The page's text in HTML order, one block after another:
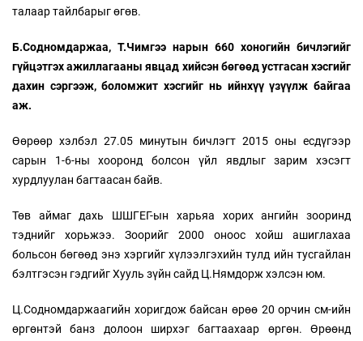
талаар тайлбарыг өгөв.
Б.Содномдаржаа, Т.Чимгээ нарын 660 хоногийн бичлэгийг
гүйцэтгэх ажиллагааны явцад хийсэн бөгөөд устгасан хэсгийг
дахин сэргээж, боломжит хэсгийг нь ийнхүү үзүүлж байгаа
аж.
Өөрөөр хэлбэл 27.05 минутын бичлэгт 2015 оны есдүгээр
сарын 1-6-ны хооронд болсон үйл явдлыг зарим хэсэгт
хурдлуулан багтаасан байв.
Төв аймаг дахь ШШГЕГ-ын харьяа хорих ангийн зооринд
тэднийг хорьжээ. Зоорийг 2000 оноос хойш ашиглахаа
больсон бөгөөд энэ хэргийг хүлээлгэхийн тулд ийн тусгайлан
бэлтгэсэн гэдгийг Хууль зүйн сайд Ц.Нямдорж хэлсэн юм.
Ц.Содномдаржаагийн хоригдож байсан өрөө 20 орчин см-ийн
өргөнтэй банз долоон ширхэг багтаахаар өргөн. Өрөөнд